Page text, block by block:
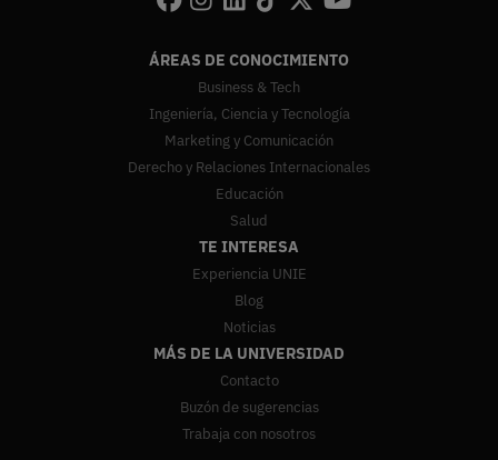
ÁREAS DE CONOCIMIENTO
Business & Tech
Ingeniería, Ciencia y Tecnología
Marketing y Comunicación
Derecho y Relaciones Internacionales
Educación
Salud
TE INTERESA
Experiencia UNIE
Blog
Noticias
MÁS DE LA UNIVERSIDAD
Contacto
Buzón de sugerencias
Trabaja con nosotros